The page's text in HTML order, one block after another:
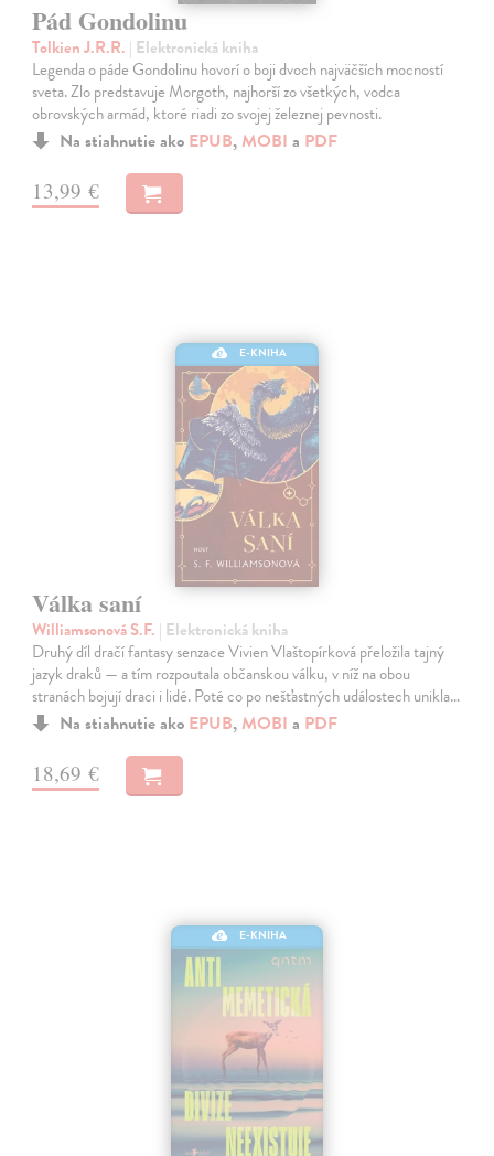
Pád Gondolinu
Tolkien J.R.R. | Elektronická kniha
Legenda o páde Gondolinu hovorí o boji dvoch najväčších mocností
sveta. Zlo predstavuje Morgoth, najhorší zo všetkých, vodca
obrovských armád, ktoré riadi zo svojej železnej pevnosti.
Na stiahnutie ako EPUB, MOBI a PDF
13,99 €
E-KNIHA
Válka saní
Williamsonová S.F. | Elektronická kniha
Druhý díl dračí fantasy senzace Vivien Vlaštopírková přeložila tajný
jazyk draků — a tím rozpoutala občanskou válku, v níž na obou
stranách bojují draci i lidé. Poté co po nešťastných událostech unikla…
Na stiahnutie ako EPUB, MOBI a PDF
18,69 €
E-KNIHA